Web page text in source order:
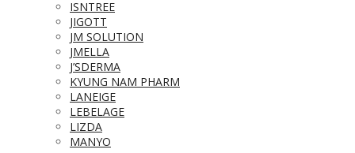
ISNTREE
JIGOTT
JM SOLUTION
JMELLA
J’SDERMA
KYUNG NAM PHARM
LANEIGE
LEBELAGE
LIZDA
MANYO